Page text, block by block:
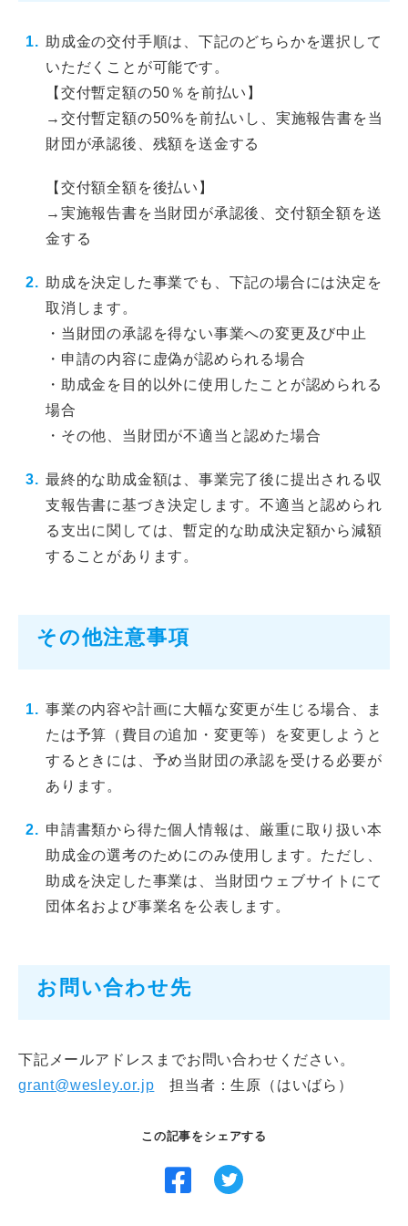
助成金の交付手順は、下記のどちらかを選択して
いただくことが可能です。
【交付暫定額の50％を前払い】
→交付暫定額の50%を前払いし、実施報告書を当
財団が承認後、残額を送金する
【交付額全額を後払い】
→実施報告書を当財団が承認後、交付額全額を送
金する
助成を決定した事業でも、下記の場合には決定を
取消します。
・当財団の承認を得ない事業への変更及び中止
・申請の内容に虚偽が認められる場合
・助成金を目的以外に使用したことが認められる
場合
・その他、当財団が不適当と認めた場合
最終的な助成金額は、事業完了後に提出される収
支報告書に基づき決定します。不適当と認められ
る支出に関しては、暫定的な助成決定額から減額
することがあります。
その他注意事項
事業の内容や計画に大幅な変更が生じる場合、ま
たは予算（費目の追加・変更等）を変更しようと
するときには、予め当財団の承認を受ける必要が
あります。
申請書類から得た個人情報は、厳重に取り扱い本
助成金の選考のためにのみ使用します。ただし、
助成を決定した事業は、当財団ウェブサイトにて
団体名および事業名を公表します。
お問い合わせ先
下記メールアドレスまでお問い合わせください。
grant@wesley.or.jp 担当者：生原（はいばら）
この記事をシェアする